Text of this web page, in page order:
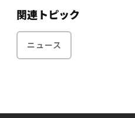
関連トピック
ニュース